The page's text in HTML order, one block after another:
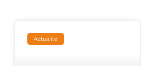
Actualité